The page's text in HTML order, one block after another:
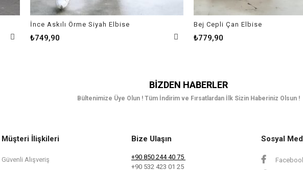
İnce Askılı Örme Siyah Elbise
₺749,90
Bej Cepli Çan Elbise
₺779,90
BIZDEN HABERLER
Bültenimize Üye Olun ! Tüm İndirim ve Fırsatlardan İlk Sizin Haberiniz Olsun !
Müşteri İlişkileri
Güvenli Alışveriş
Bize Ulaşın
+90 850 244 40 75
+90 532 423 01 25
Sosyal